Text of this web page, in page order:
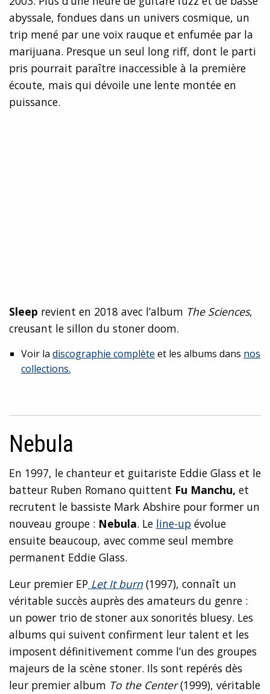
abyssale, fondues dans un univers cosmique, un
trip mené par une voix rauque et enfumée par la
marijuana. Presque un seul long riff, dont le parti
pris pourrait paraître inaccessible à la première
écoute, mais qui dévoile une lente montée en
puissance.
Sleep revient en 2018 avec l’album The Sciences,
creusant le sillon du stoner doom.
Voir la discographie complète et les albums dans nos
collections.
Nebula
En 1997, le chanteur et guitariste Eddie Glass et le
batteur Ruben Romano quittent Fu Manchu, et
recrutent le bassiste Mark Abshire pour former un
nouveau groupe : Nebula. Le line-up évolue
ensuite beaucoup, avec comme seul membre
permanent Eddie Glass.
Leur premier EP Let It burn (1997), connaît un
véritable succès auprès des amateurs du genre :
un power trio de stoner aux sonorités bluesy. Les
albums qui suivent confirment leur talent et les
imposent définitivement comme l’un des groupes
majeurs de la scène stoner. Ils sont repérés dès
leur premier album To the Center(1999), véritable